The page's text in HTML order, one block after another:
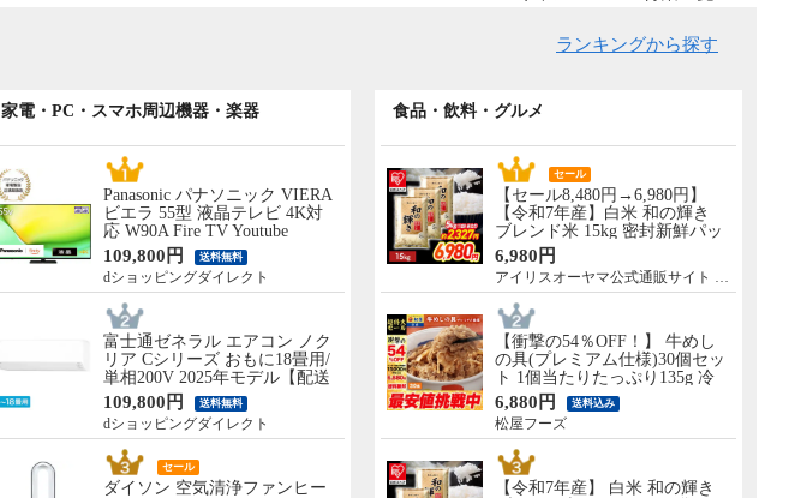
ランキングから探す
家電・PC・スマホ周辺機器・楽器
Panasonic パナソニック VIERA
ビエラ 55型 液晶テレビ 4K対
応 W90A Fire TV Youtube
Netflix 【配送のみ 設置なし 軒
先渡し】 ［正規取扱店］ TV-
55W90A
109,800円 送料無料
dショッピングダイレクト
富士通ゼネラル エアコン ノク
リア Cシリーズ おもに18畳用/
単相200V 2025年モデル【配送
のみ 設置なし 軒先渡し】 AS-
C565S2-W
109,800円 送料無料
dショッピングダイレクト
セール
ダイソン 空気清浄ファンヒー
食品・飲料・グルメ
セール
【セール8,480円→6,980円】
【令和7年産】白米 和の輝き
ブレンド米 15kg 密封新鮮パッ
ク 脱酸素剤入り 米 お米 低温
製法米 アイリスオーヤマ [食
品]
6,980円
アイリスオーヤマ公式通販サイト アイリスプラザ
【衝撃の54％OFF！】 牛めし
の具(プレミアム仕様)30個セッ
ト 1個当たりたっぷり135g 冷
凍食品 松屋牛丼 当店のイチオ
シ 非常食
6,880円 送料込み
松屋フーズ
【令和7年産】 白米 和の輝き